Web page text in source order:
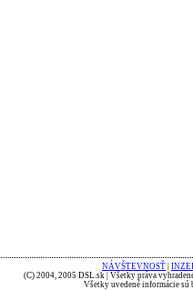
NÁVŠTEVNOSŤ
(C) 2004, 2005 DSL.sk | Všetky práva
Všetky uvedené informácie sú